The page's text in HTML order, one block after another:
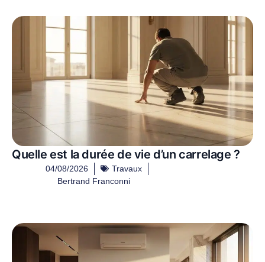
Quelle est la durée de vie d’un carrelage ?
04/08/2026
Travaux
Bertrand Franconni